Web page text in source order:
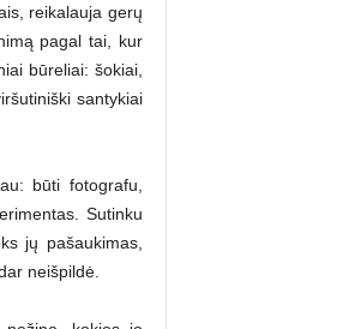
reikalauja gerų
pagal tai, kur
būreliai: šokiai,
santykiai
būti fotografu,
Sutinku
jų pašaukimas,
neišpildė.